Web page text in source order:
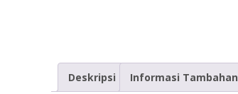
Deskripsi Informasi Tambahan